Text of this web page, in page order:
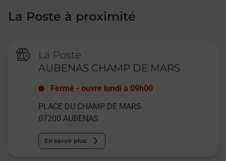
La Poste à proximité
La Poste
AUBENAS CHAMP DE MARS
Fermé -ouvre lundi à 09h00
PLACE DU CHAMP DE MARS
07200 AUBENAS
En savoir plus